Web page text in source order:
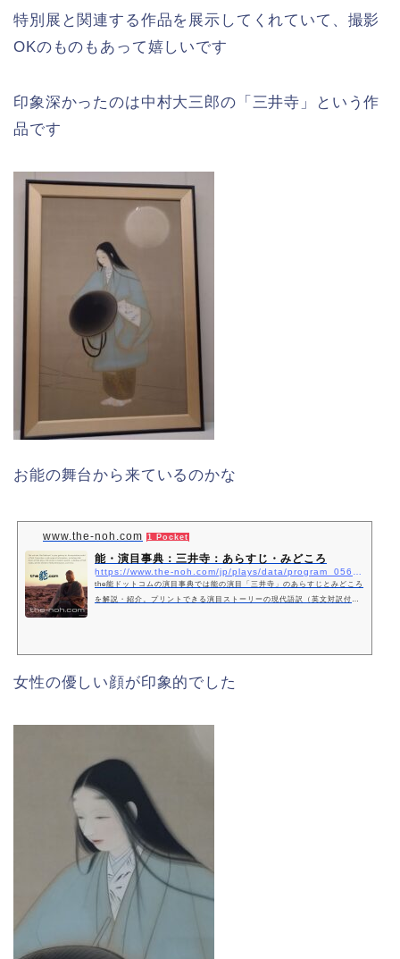
特別展と関連する作品を展示してくれていて、撮影
OKのものもあって嬉しいです
印象深かったのは中村大三郎の「三井寺」という作
品です
お能の舞台から来ているのかな
www.the-noh.com 1 Pocket
能・演目事典：三井寺：あらすじ・みどころ
the能ドットコムの演目事典では能の演目「三井寺」のあらすじとみどころ
を解説・紹介。プリントできる演目ストーリーの現代語訳（英文対訳付）
女性の優しい顔が印象的でした